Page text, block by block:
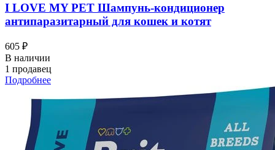
I LOVЕ MY PET Шампунь-кондиционер
антипаразитарный для кошек и котят
605 ₽
В наличии
1 продавец
Подробнее